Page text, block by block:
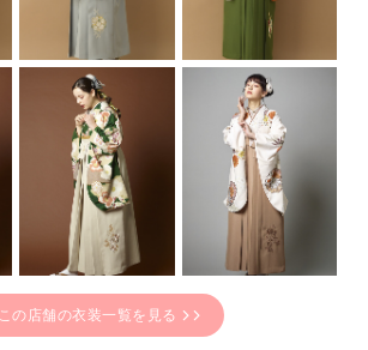
この店舗の衣装一覧を見る